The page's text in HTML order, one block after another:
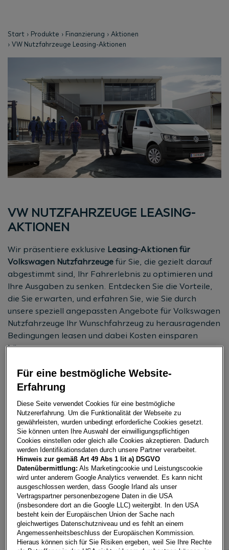
Start Produkte Finanzierung
Aktionen
VW Nutzfahrzeuge Leasing-Aktionen
VW NUTZFAHRZEUGE LEASING-
AKTIONEN
Wir präsentiere exklusive Leasing-Aktionen für
Volkswagen Nutzfahrzeuge für Sie, die gezielt darauf
abgestimmt sind, Ihr Fahrerlebnis zu optimieren und
Ihre Ausgaben zu senken. Entdecken Sie die Vorteile,
die Sie erwarten, und erfahren Sie, wie Sie durch
unsere speziell angepassten Angebote für Volkswagen
Nutzfahrzeuge Ihr Wunschfahrzeug zu herausragenden
Bedingungen leasen und dabei Kosten einsparen
können.
JETZT BERATUNG ANFORDERN
VW NUTZFAHRZEUGE LEASING-
AKTIONEN
NACH MARKE FILTERN
Für eine bestmögliche Website-
Erfahrung
Diese Seite verwendet Cookies für eine bestmögliche
Nutzererfahrung. Um die Funktionalität der Webseite zu
gewährleisten, wurden unbedingt erforderliche Cookies gesetzt.
Sie können unten Ihre Auswahl der einwilligungspflichtigen
Cookies einstellen oder gleich alle Cookies akzeptieren. Dadurch
werden Identifikationsdaten durch unsere Partner verarbeitet.
Hinweis zur gemäß Art 49 Abs 1 lit a) DSGVO
Datenübermittlung: Als Marketingcookie und Leistungscookie
wird unter anderem Google Analytics verwendet. Es kann nicht
ausgeschlossen werden, dass Google Irland als unser
Vertragspartner personenbezogene Daten in die USA
(insbesondere dort an die Google LLC) weitergibt. In den USA
besteht kein der Europäischen Union der Sache nach
gleichwertiges Datenschutzniveau und es fehlt an einem
Angemessenheitsbeschluss der Europäischen Kommission.
Hieraus können sich für Sie Risiken ergeben, weil Sie Ihre Rechte